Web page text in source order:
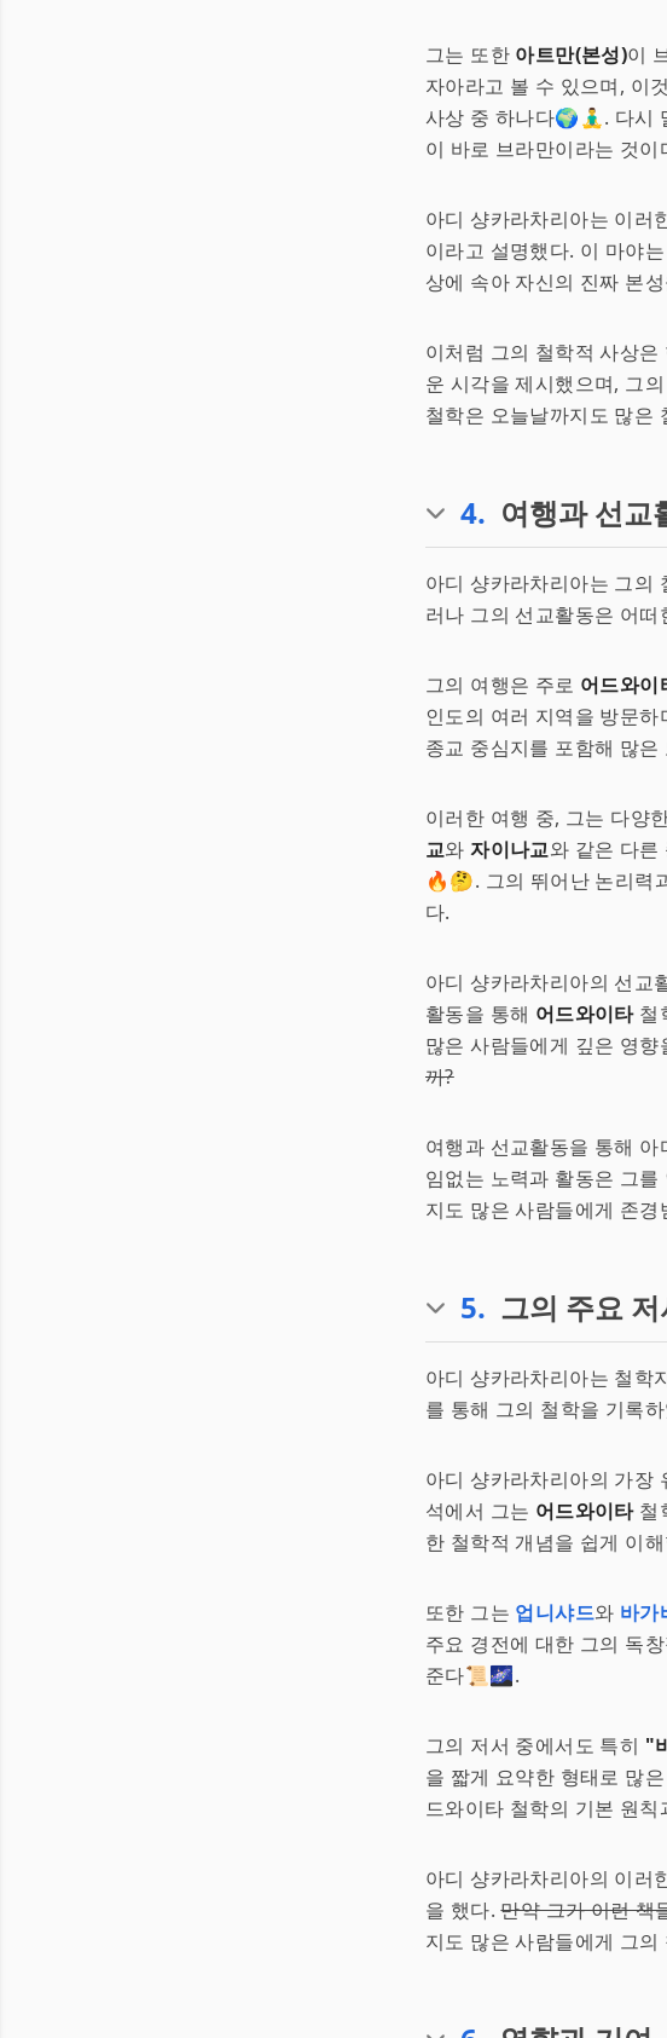
그는 또한 아트만(본성)이
자아라고 볼 수 있으며, 이
사상 중 하나다🌍🧘‍♂️. 다시
이 바로 브라만이라는 것이
아디 샹카라차리아는 이러
이라고 설명했다. 이 마야
상에 속아 자신의 진짜
이처럼 그의 철학적 사상
운 시각을 제시했으며, 그
철학은 오늘날까지도 많
4. 여행과 선교
아디 샹카라차리아는 그의
러나 그의 선교활동은 어떠
그의 여행은 주로 어드와이
인도의 여러 지역을 방문
종교 중심지를 포함해 많
이러한 여행 중, 그는 다양
교와자이나교와 같은 다
🔥🤔. 그의 뛰어난 논리력
다.
아디 샹카라차리아의 선교
활동을 통해 어드와이타철
많은 사람들에게 깊은 영
까?
여행과 선교활동을 통해
임없는 노력과 활동은 그
지도 많은 사람들에게 존
5. 그의 주요 저
아디 샹카라차리아는 철학
를 통해 그의 철학을 기록
아디 샹카라차리아의 가장
석에서 그는 어드와이타철
한 철학적 개념을 쉽게 이
또한 그는 업니샤드와 바가
주요 경전에 대한 그의 독
준다📜🌌.
그의 저서 중에서도 특히 "
을 짧게 요약한 형태로 많
드와이타 철학의 기본 원
아디 샹카라차리아의 이러
을 했다.만약 그가 이런 책
지도 많은 사람들에게 그